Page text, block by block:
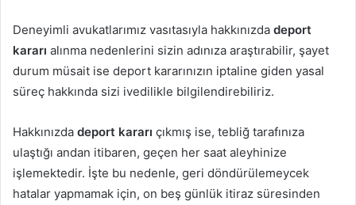
Deneyimli avukatlarımız vasıtasıyla hakkınızda deport
kararı alınma nedenlerini sizin adınıza araştırabilir, şayet
durum müsait ise deport kararınızın iptaline giden yasal
süreç hakkında sizi ivedilikle bilgilendirebiliriz.
Hakkınızda deport kararı çıkmış ise, tebliğ tarafınıza
ulaştığı andan itibaren, geçen her saat aleyhinize
işlemektedir. İşte bu nedenle, geri döndürülemeycek
hatalar yapmamak için, on beş günlük itiraz süresinden